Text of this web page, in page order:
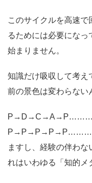
このサイクルを高速
るためには必要になっ
始まりません。
知識だけ吸収して考え
前の景色は変わらない
P→D→C→A→P………
P→P→P→P→P………だ
ますし、経験の伴わ
れはいわゆる「知的メ